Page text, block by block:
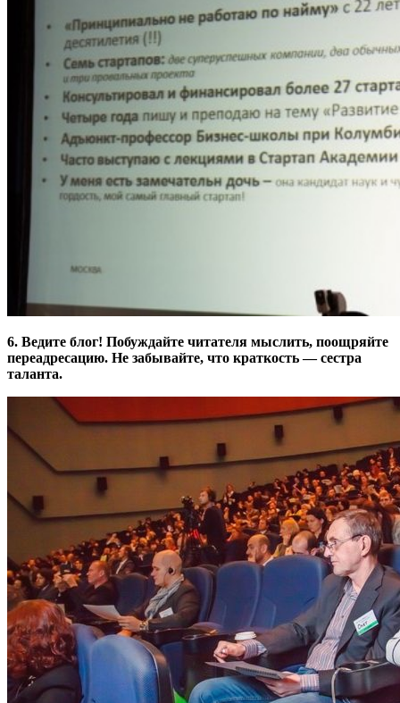
6. Ведите блог! Побуждайте читателя мыслить, поощряйте
переадресацию. Не забывайте, что краткость — сестра
таланта.